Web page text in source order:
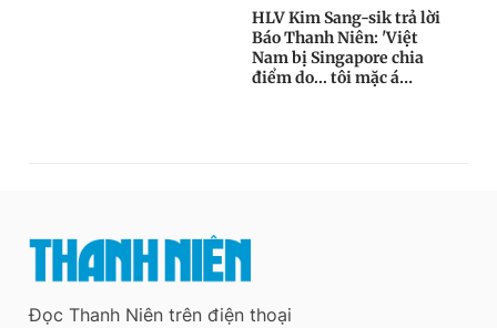
Đọc Thanh Niên trên điện thoại